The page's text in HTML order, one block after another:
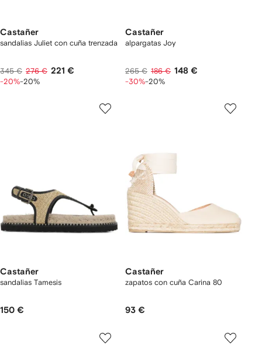
Castañer
sandalias Juliet con cuña trenzada
345 € 276 € 221 €
-20%-20%
Castañer
alpargatas Joy
265 € 186 € 148 €
-30%-20%
Castañer
sandalias Tamesis
150 €
Castañer
zapatos con cuña Carina 80
93 €